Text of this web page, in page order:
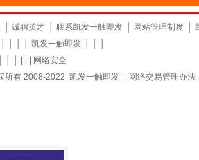
诚聘英才 联系凯发一触即发 网站管理制度
│ │ │ 凯发一触即发
网络安全
所有 2008-2022 凯发一触即发 网络交易管理办法